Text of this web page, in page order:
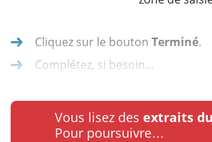
Cliquez sur le bouton Terminé.
Complétez, si besoin...
Vous lisez des extraits
Pour poursuivre…